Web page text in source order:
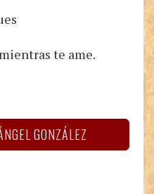
te ame.
GONZÁLEZ